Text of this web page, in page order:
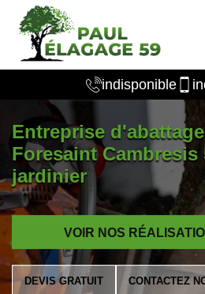
indisponible
Entreprise
Foresaint Cambresis
jardinier
VOIR NOS
DEVIS GRATUIT CONTACTEZ